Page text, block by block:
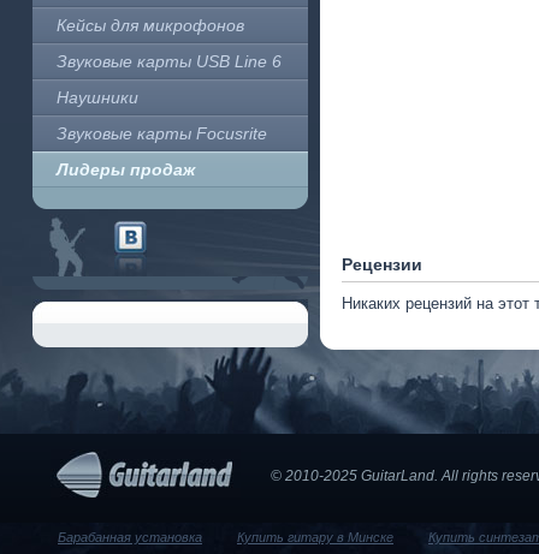
Кейсы для микрофонов
Звуковые карты USB Line 6
Наушники
Звуковые карты Focusrite
Лидеры продаж
Рецензии
Никаких рецензий на этот
© 2010-2025 GuitarLand. Аll rights
Барабанная установка Купить гитару в Минске Купить